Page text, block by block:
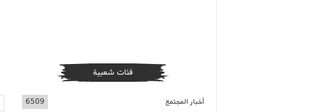
فئات شعبية
أخبار المجتمع 6509